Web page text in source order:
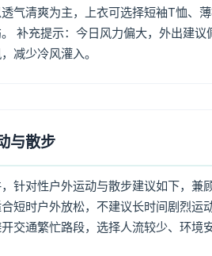
气清爽为主，上衣可选择短袖T恤、
补充提示：今日风力偏大，外出建
减少冷风灌入。
与散步
针对性户外运动与散步建议如下，兼
短时户外放松，不建议长时间剧烈运
交通繁忙路段，选择人流较少、环境